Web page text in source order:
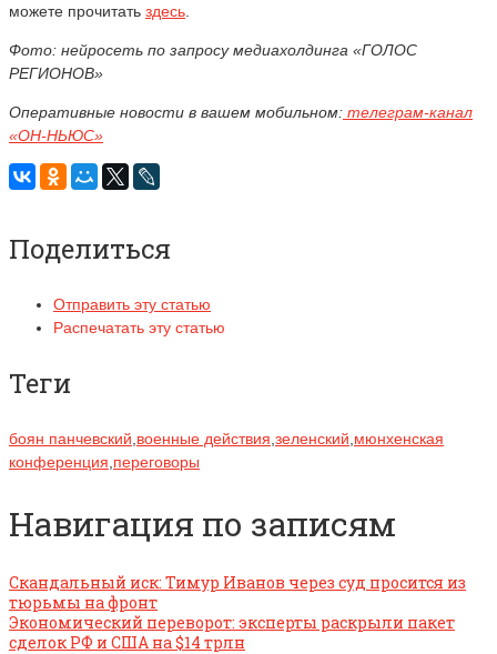
можете прочитать здесь
Фото: нейросеть по запросу медиахолдинга «ГОЛОС
РЕГИОНОВ»
Оперативные новости в вашем мобильном: телеграм-канал
«ОН-НЬЮС»
Поделиться
Отправить эту статью
Распечатать эту статью
Теги
боян панчевский военные действия зеленский мюнхенская
конференция переговоры
Навигация по записям
Скандальный иск: Тимур Иванов через суд просится из
тюрьмы на фронт
Экономический переворот: эксперты раскрыли пакет
сделок РФ и США на $14 трлн